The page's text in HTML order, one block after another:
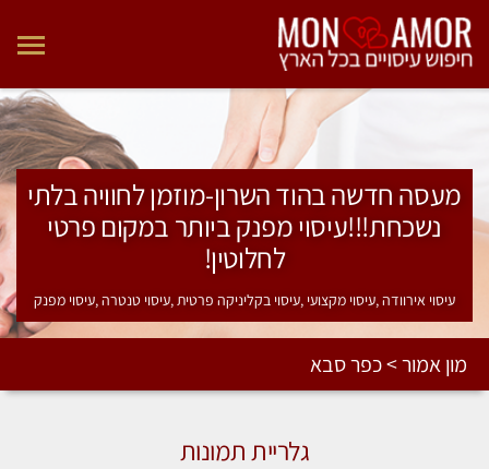
מעסה חדשה בהוד השרון-מוזמן לחוויה בלתי
נשכחת!!!עיסוי מפנק ביותר במקום פרטי
לחלוטין!
עיסוי אירוודה ,עיסוי מקצועי ,עיסוי בקליניקה פרטית ,עיסוי טנטרה ,עיסוי מפנק
מון אמור > כפר סבא
גלריית תמונות